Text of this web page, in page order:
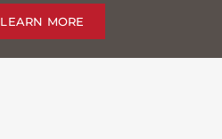
LEARN MORE